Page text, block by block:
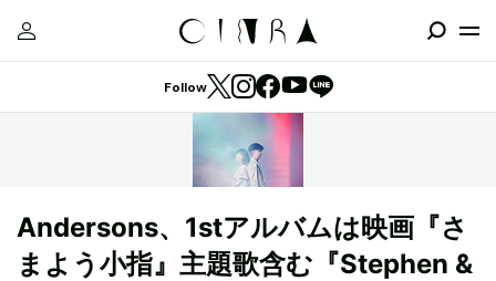
Follow
Andersons、1stアルバムは映画『さ
まよう小指』主題歌含む『Stephen &